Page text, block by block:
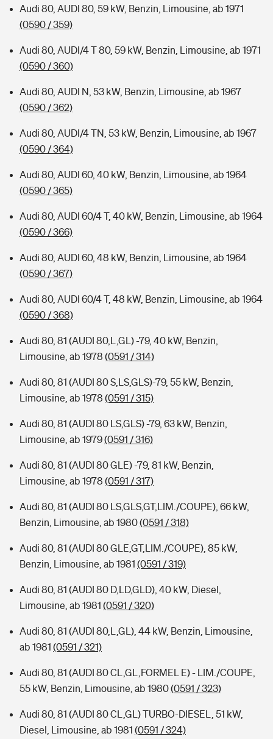
Audi 80, AUDI 80, 59 kW, Benzin, Limousine, ab 1971
(0590 / 359)
Audi 80, AUDI/4 T 80, 59 kW, Benzin, Limousine, ab 1971
(0590 / 360)
Audi 80, AUDI N, 53 kW, Benzin, Limousine, ab 1967
(0590 / 362)
Audi 80, AUDI/4 TN, 53 kW, Benzin, Limousine, ab 1967
(0590 / 364)
Audi 80, AUDI 60, 40 kW, Benzin, Limousine, ab 1964
(0590 / 365)
Audi 80, AUDI 60/4 T, 40 kW, Benzin, Limousine, ab 1964
(0590 / 366)
Audi 80, AUDI 60, 48 kW, Benzin, Limousine, ab 1964
(0590 / 367)
Audi 80, AUDI 60/4 T, 48 kW, Benzin, Limousine, ab 1964
(0590 / 368)
Audi 80, 81 (AUDI 80,L,GL) -79, 40 kW, Benzin,
Limousine, ab 1978 (0591 / 314)
Audi 80, 81 (AUDI 80 S,LS,GLS)-79, 55 kW, Benzin,
Limousine, ab 1978 (0591 / 315)
Audi 80, 81 (AUDI 80 LS,GLS) -79, 63 kW, Benzin,
Limousine, ab 1979(0591 / 316)
Audi 80, 81 (AUDI 80 GLE) -79, 81 kW, Benzin,
Limousine, ab 1978 (0591 / 317)
Audi 80, 81 (AUDI 80 LS,GLS,GT,LIM./COUPE), 66 kW,
Benzin, Limousine, ab 1980(0591 / 318)
Audi 80, 81 (AUDI 80 GLE,GT,LIM./COUPE), 85 kW,
Benzin, Limousine, ab 1981 (0591 / 319)
Audi 80, 81 (AUDI 80 D,LD,GLD), 40 kW, Diesel,
Limousine, ab 1981 (0591 / 320)
Audi 80, 81 (AUDI 80,L,GL), 44 kW, Benzin, Limousine,
ab 1981 (0591 / 321)
Audi 80, 81 (AUDI 80 CL,GL,FORMEL E) - LIM./COUPE,
55 kW, Benzin, Limousine, ab 1980(0591 / 323)
Audi 80, 81 (AUDI 80 CL,GL) TURBO-DIESEL, 51 kW,
Diesel, Limousine, ab 1981 (0591 / 324)